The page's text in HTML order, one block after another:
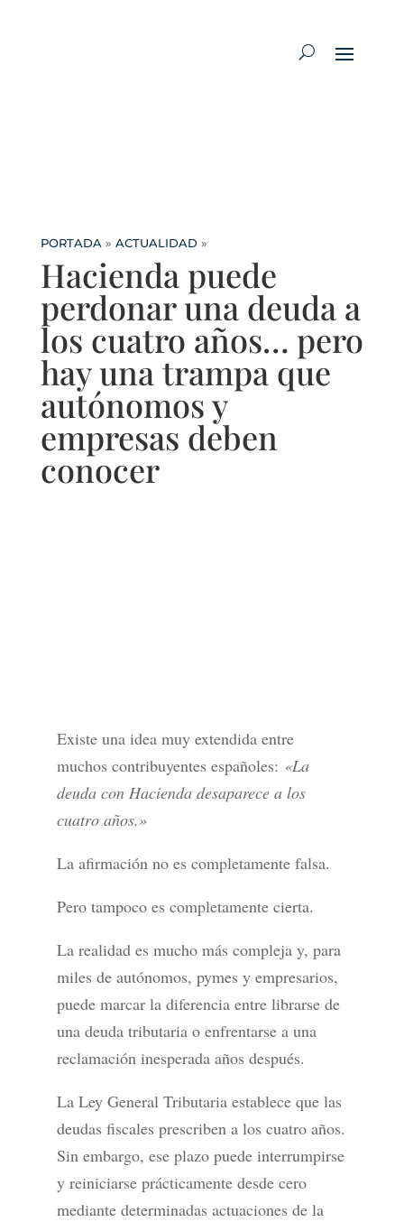
PORTADA» ACTUALIDAD »
Hacienda puede
perdonar una deuda a
los cuatro años… pero
hay una trampa que
autónomos y
empresas deben
conocer
Existe una idea muy extendida entre
muchos contribuyentes españoles: «La
deuda con Hacienda desaparece a los
cuatro años.»
La afirmación no es completamente falsa.
Pero tampoco es completamente cierta.
La realidad es mucho más compleja y, para
miles de autónomos, pymes y empresarios,
puede marcar la diferencia entre librarse de
una deuda tributaria o enfrentarse a una
reclamación inesperada años después.
La Ley General Tributaria establece que las
deudas fiscales prescriben a los cuatro años.
Sin embargo, ese plazo puede interrumpirse
y reiniciarse prácticamente desde cero
mediante determinadas actuaciones de la